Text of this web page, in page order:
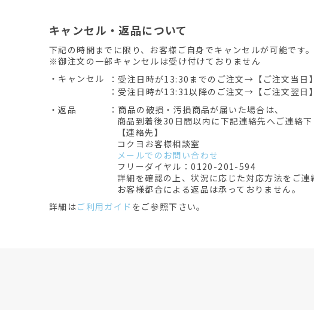
キャンセル・返品について
下記の時間までに限り、お客様ご自身でキャンセルが可能です。
※御注文の一部キャンセルは受け付けておりません
・キャンセル
：受注日時が13:30までのご注文→【ご注文当日
：受注日時が13:31以降のご注文→【ご注文翌日
・返品
：商品の破損・汚損商品が届いた場合は、
商品到着後30日間以内に下記連絡先へご連絡下
【連絡先】
コクヨお客様相談室
メールでのお問い合わせ
フリーダイヤル：0120-201-594
詳細を確認の上、状況に応じた対応方法をご連
お客様都合による返品は承っておりません。
詳細はご利用ガイド をご参照下さい。